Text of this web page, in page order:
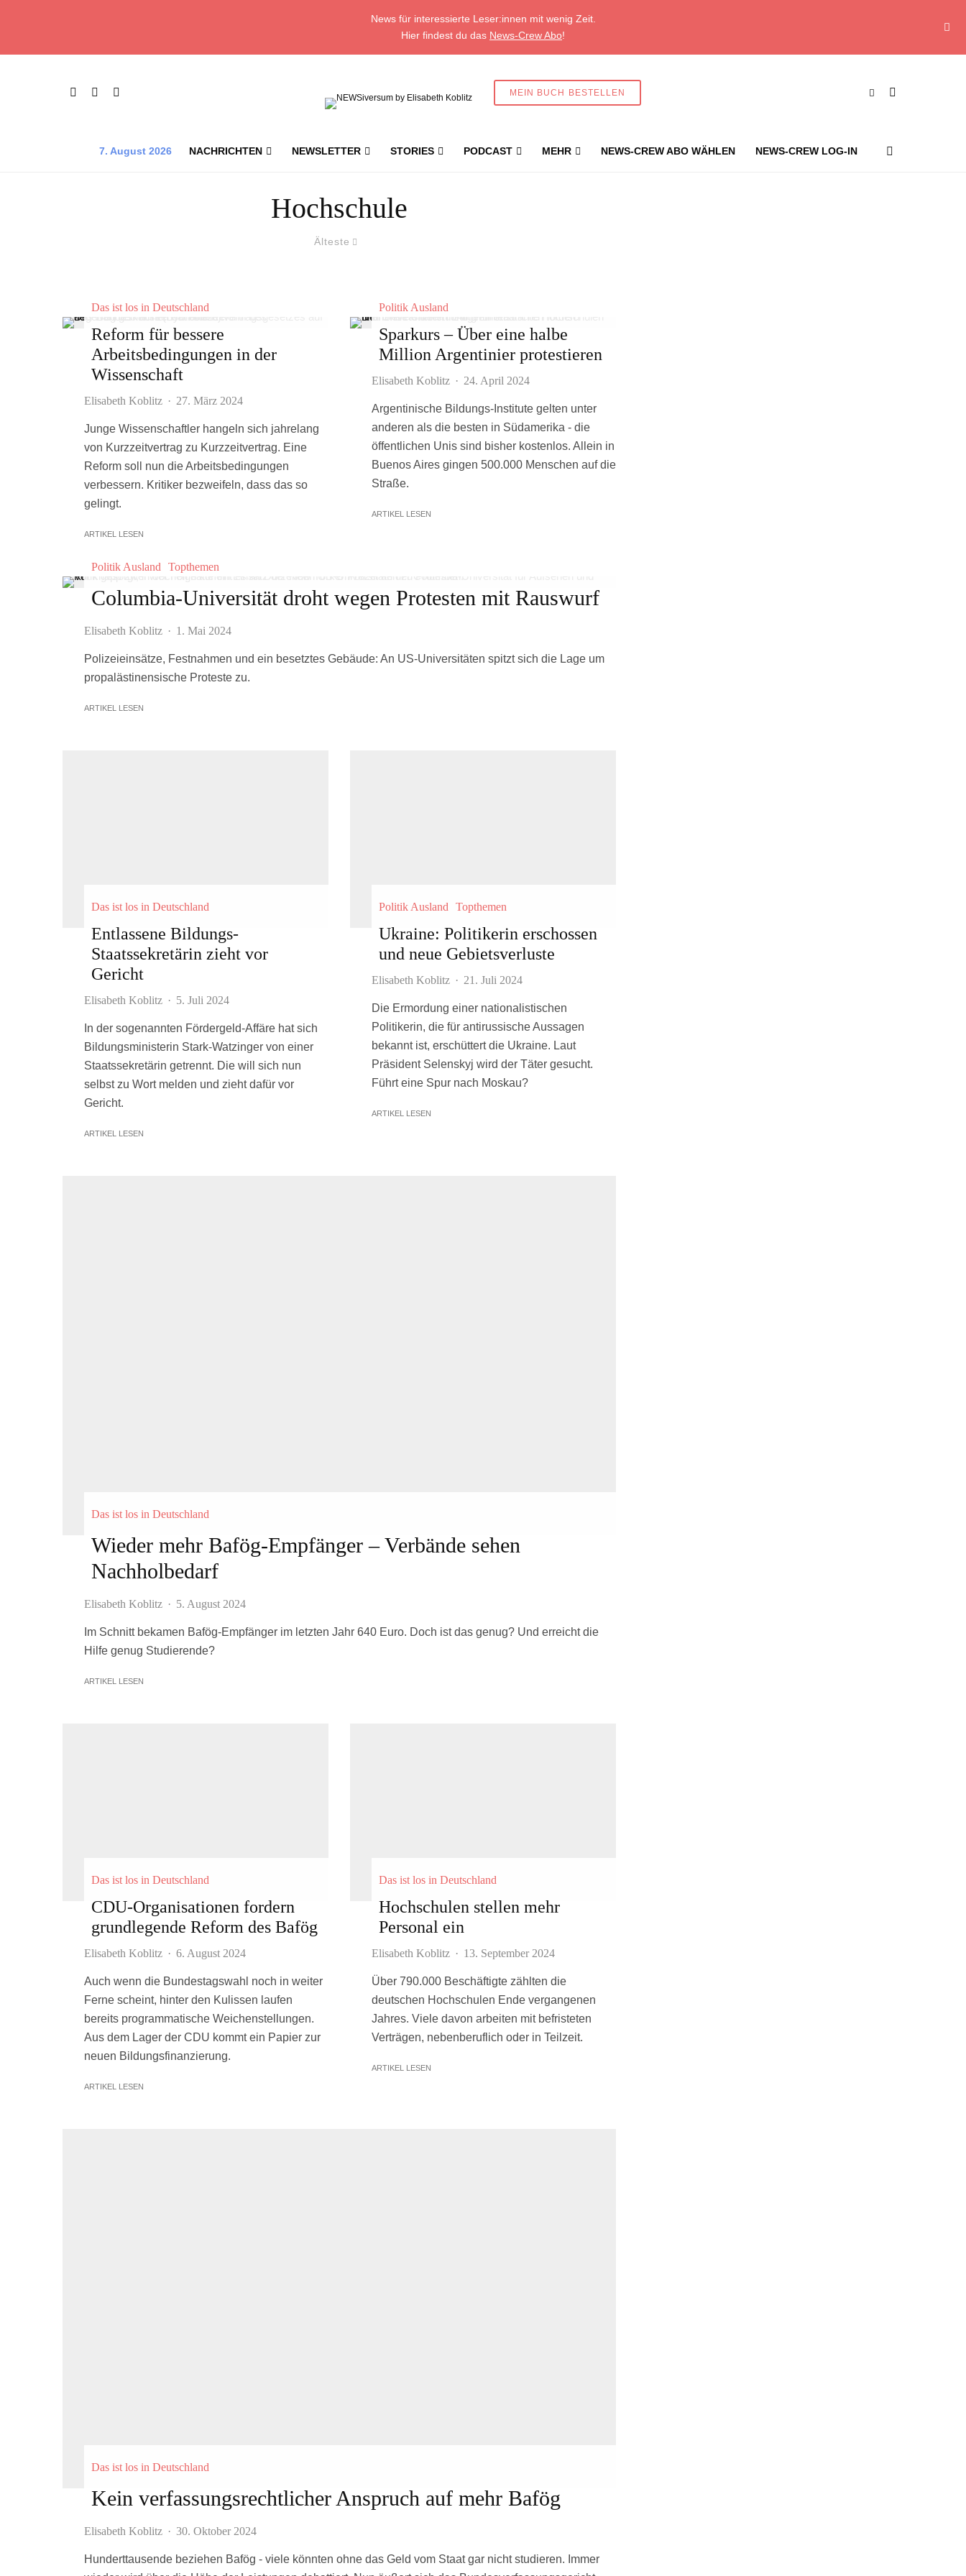
News für interessierte Leser:innen mit wenig Zeit.
Hier findest du das News-Crew Abo!
MEIN BUCH BESTELLEN
7. August 2026 NACHRICHTEN NEWSLETTER STORIES PODCAST MEHR NEWS-CREW ABO WÄHLEN NEWS-CREW LOG-IN
Hochschule
Älteste
Das ist los in Deutschland
Reform für bessere
Arbeitsbedingungen in der
Wissenschaft
Elisabeth Koblitz · 27. März 2024
Junge Wissenschaftler hangeln sich jahrelang
von Kurzzeitvertrag zu Kurzzeitvertrag. Eine
Reform soll nun die Arbeitsbedingungen
verbessern. Kritiker bezweifeln, dass das so
gelingt.
ARTIKEL LESEN
Politik Ausland
Sparkurs – Über eine halbe
Million Argentinier protestieren
Elisabeth Koblitz · 24. April 2024
Argentinische Bildungs-Institute gelten unter
anderen als die besten in Südamerika - die
öffentlichen Unis sind bisher kostenlos. Allein in
Buenos Aires gingen 500.000 Menschen auf die
Straße.
ARTIKEL LESEN
Politik Ausland Topthemen
Columbia-Universität droht wegen Protesten mit Rauswurf
Elisabeth Koblitz · 1. Mai 2024
Polizeieinsätze, Festnahmen und ein besetztes Gebäude: An US-Universitäten spitzt sich die Lage um
propalästinensische Proteste zu.
ARTIKEL LESEN
Das ist los in Deutschland
Entlassene Bildungs-
Staatssekretärin zieht vor
Gericht
Elisabeth Koblitz · 5. Juli 2024
In der sogenannten Fördergeld-Affäre hat sich
Bildungsministerin Stark-Watzinger von einer
Staatssekretärin getrennt. Die will sich nun
selbst zu Wort melden und zieht dafür vor
Gericht.
ARTIKEL LESEN
Politik Ausland Topthemen
Ukraine: Politikerin erschossen
und neue Gebietsverluste
Elisabeth Koblitz · 21. Juli 2024
Die Ermordung einer nationalistischen
Politikerin, die für antirussische Aussagen
bekannt ist, erschüttert die Ukraine. Laut
Präsident Selenskyj wird der Täter gesucht.
Führt eine Spur nach Moskau?
ARTIKEL LESEN
Das ist los in Deutschland
Wieder mehr Bafög-Empfänger – Verbände sehen
Nachholbedarf
Elisabeth Koblitz · 5. August 2024
Im Schnitt bekamen Bafög-Empfänger im letzten Jahr 640 Euro. Doch ist das genug? Und erreicht die
Hilfe genug Studierende?
ARTIKEL LESEN
Das ist los in Deutschland
CDU-Organisationen fordern
grundlegende Reform des Bafög
Elisabeth Koblitz · 6. August 2024
Auch wenn die Bundestagswahl noch in weiter
Ferne scheint, hinter den Kulissen laufen
bereits programmatische Weichenstellungen.
Aus dem Lager der CDU kommt ein Papier zur
neuen Bildungsfinanzierung.
ARTIKEL LESEN
Das ist los in Deutschland
Hochschulen stellen mehr
Personal ein
Elisabeth Koblitz · 13. September 2024
Über 790.000 Beschäftigte zählten die
deutschen Hochschulen Ende vergangenen
Jahres. Viele davon arbeiten mit befristeten
Verträgen, nebenberuflich oder in Teilzeit.
ARTIKEL LESEN
Das ist los in Deutschland
Kein verfassungsrechtlicher Anspruch auf mehr Bafög
Elisabeth Koblitz · 30. Oktober 2024
Hunderttausende beziehen Bafög - viele könnten ohne das Geld vom Staat gar nicht studieren. Immer